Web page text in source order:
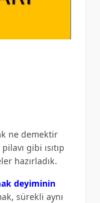
ne demektir
gibi ısıtıp
hazırladık.
deyiminin
sürekli aynı